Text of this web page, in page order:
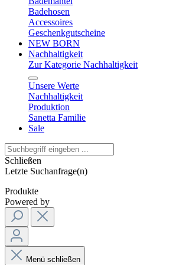
Badehosen
Accessoires
Geschenkgutscheine
NEW BORN
Nachhaltigkeit
Zur Kategorie Nachhaltigkeit
Unsere Werte
Nachhaltigkeit
Produktion
Sanetta Familie
Sale
Schließen
Letzte Suchanfrage(n)
Produkte
Powered by
Menü schließen